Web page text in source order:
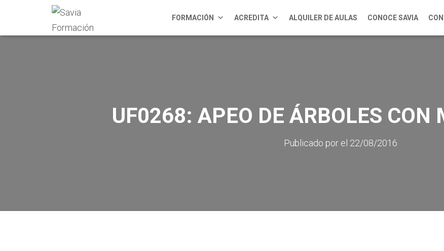
FORMACIÓN ACREDITA ALQUILER DE AULAS CONOCE SAVIA
UF0268: APEO DE ÁRBOLES CON
Publicado por el 22/08/2016